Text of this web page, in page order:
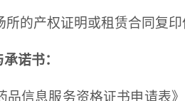
的产权证明或租赁合同复印
诺书：
信息服务资格证书申请表》